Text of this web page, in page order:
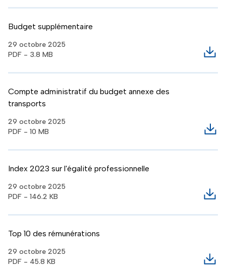
Budget supplémentaire
29 octobre 2025
PDF - 3.8 MB
Compte administratif du budget annexe des
transports
29 octobre 2025
PDF - 10 MB
Index 2023 sur l'égalité professionnelle
29 octobre 2025
PDF - 146.2 KB
Top 10 des rémunérations
29 octobre 2025
PDF - 45.8 KB